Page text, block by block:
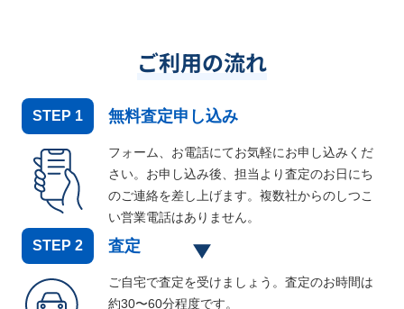
ご利用の流れ
STEP 1 無料査定申し込み
フォーム、お電話にてお気軽にお申し込みくだ
さい。お申し込み後、担当より査定のお日にち
のご連絡を差し上げます。複数社からのしつこ
い営業電話はありません。
STEP 2 査定
ご自宅で査定を受けましょう。査定のお時間は
約30〜60分程度です。